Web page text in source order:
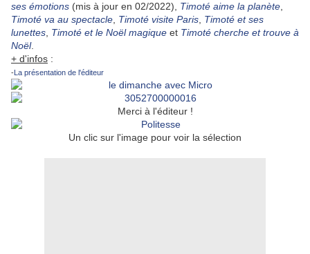
ses émotions (mis à jour en 02/2022), Timoté aime la planète
Timoté va au spectacle Timoté visite Paris Timoté et ses
lunettes Timoté et le Noël magique et Timoté cherche et trouve à
Noël.
+ d'infos :
-La présentation de l'éditeur
Merci à l'éditeur !
Un clic sur l'image pour voir la sélection